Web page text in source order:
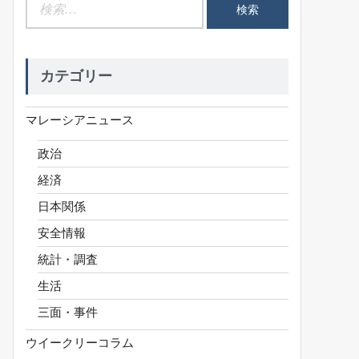
カテゴリー
マレーシアニュース
政治
経済
日本関係
安全情報
統計・調査
生活
三面・事件
ウイークリーコラム